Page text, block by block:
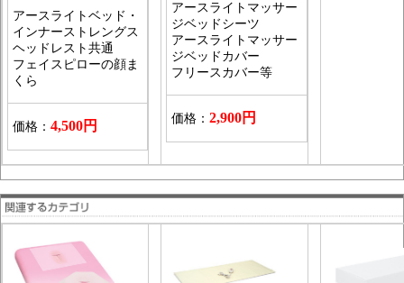
アースライトベッド・
インナーストレングス
ヘッドレスト共通
フェイスピローの顔ま
くら
価格： 4,500円
アースライトマッサー
ジベッドシーツ
アースライトマッサー
ジベッドカバー
フリースカバー等
価格： 2,900円